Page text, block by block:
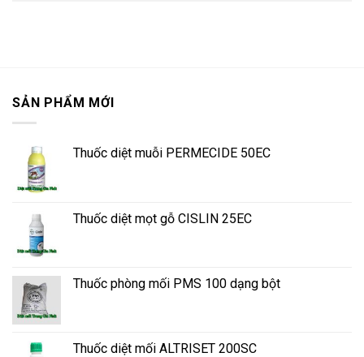
SẢN PHẨM MỚI
Thuốc diệt muỗi PERMECIDE 50EC
Thuốc diệt mọt gỗ CISLIN 25EC
Thuốc phòng mối PMS 100 dạng bột
Thuốc diệt mối ALTRISET 200SC